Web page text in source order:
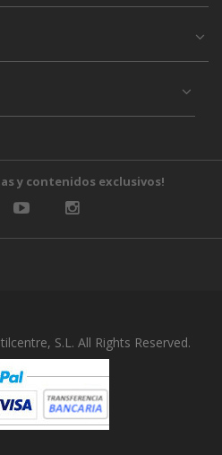
y contenidos exclusivos!
S.L. All Rights Reserved.